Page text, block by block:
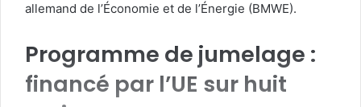
allemand de l’Économie et de l’Énergie (BMWE).
Programme de jumelage :
financé par l’UE sur huit